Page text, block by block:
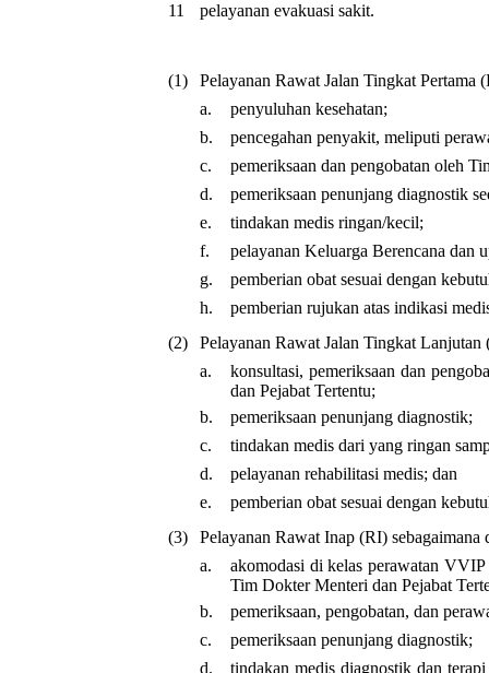
11
pelayanan evakuasi sakit.
(1)
Pelayanan Rawat Jalan Tingkat Pertama
a.
penyuluhan kesehatan;
b.
pencegahan penyakit, meliputi
c.
pemeriksaan dan pengobatan oleh
d.
pemeriksaan penunjang diagnostik
e.
tindakan medis ringan/kecil;
f.
pelayanan Keluarga Berencana dan
g.
pemberian obat sesuai dengan
h.
pemberian rujukan atas indikasi
(2)
Pelayanan Rawat Jalan Tingkat
a.
konsultasi, pemeriksaan dan
dan Pejabat Tertentu;
b.
pemeriksaan penunjang diagnostik;
c.
tindakan medis dari yang ringan
d.
pelayanan rehabilitasi medis; dan
e.
pemberian obat sesuai dengan
(3)
Pelayanan Rawat Inap (RI)
a.
akomodasi di kelas perawatan
Tim Dokter Menteri dan Pejabat
b.
pemeriksaan, pengobatan, dan
c.
pemeriksaan penunjang diagnostik;
d.
tindakan medis diagnostik dan